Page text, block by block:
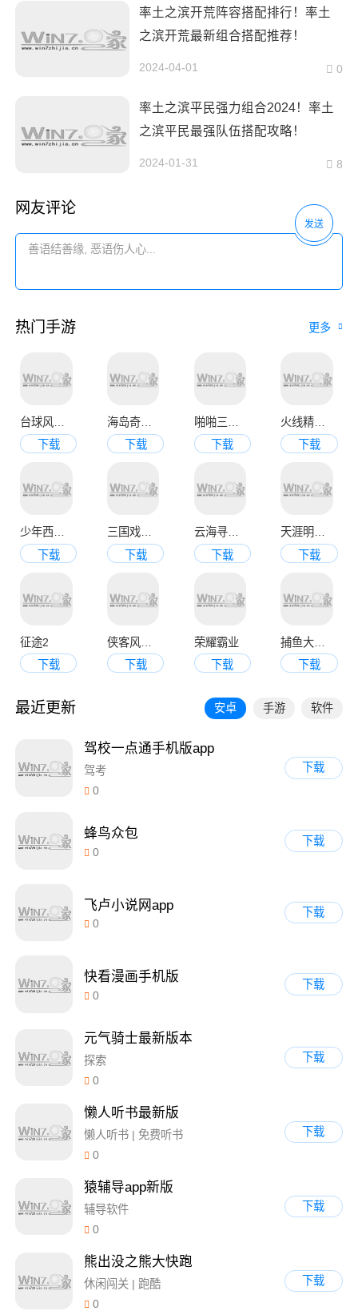
率土之滨开荒阵容搭配排行！率土
之滨开荒最新组合搭配推荐！
2024-04-01 0
率土之滨平民强力组合2024！率土
之滨平民最强队伍搭配攻略！
2024-01-31 8
网友评论
发送
热门手游 更多
台球风云手机版
下载
海岛奇兵九游官方版
下载
下载
下载
下载
三国戏魏传
下载
云海寻仙记
下载
下载
征途2
下载
侠客风云传online
下载
荣耀霸业
下载
下载
最近更新 安卓 手游 软件
驾校一点通手机版app
驾考
0
下载
蜂鸟众包
0
下载
飞卢小说网app
0
下载
快看漫画手机版
0
下载
元气骑士最新版本
探索
0
下载
懒人听书最新版
懒人听书 | 免费听书
0
下载
猿辅导app新版
辅导软件
0
下载
熊出没之熊大快跑
休闲闯关 | 跑酷
0
下载